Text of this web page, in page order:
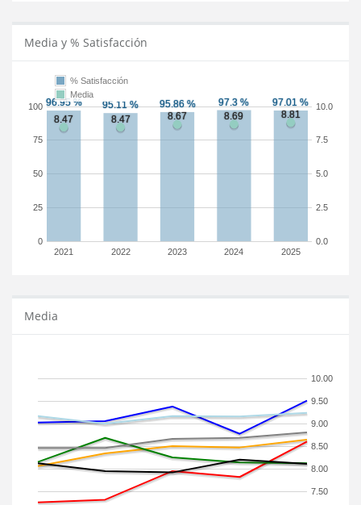
Media y % Satisfacción
2021 2022 2023 2024 2025
0
25
50
75
100
0.0
2.5
5.0
7.5
10.0
% Satisfacción
Media
Media
7.50
8.00
8.50
9.00
9.50
10.00